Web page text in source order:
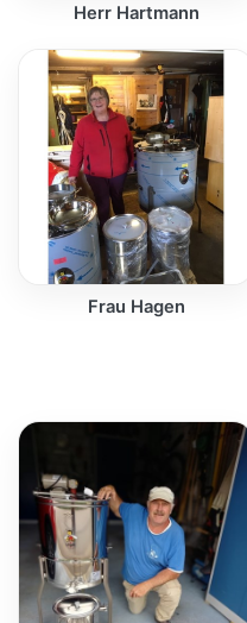
Herr Hartmann
Frau Hagen